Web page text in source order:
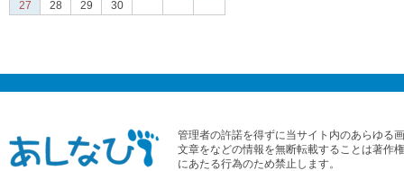
27
28 29 30
管理者の許諾を得ずに当サイト内のあらゆる
文章をなどの情報を無断転載することは著作
にあたる行為のため禁止します。